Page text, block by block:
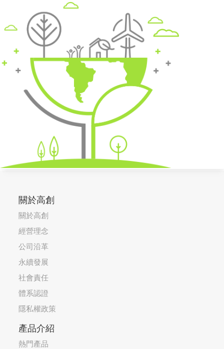
關於高創
關於高創
經營理念
公司沿革
永續發展
社會責任
體系認證
隱私權政策
產品介紹
熱門產品